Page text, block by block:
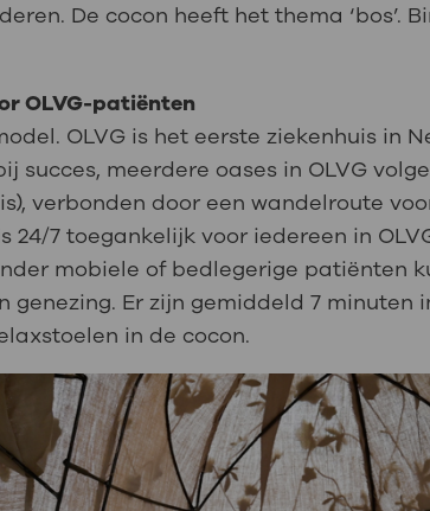
De cocon heeft het thema ‘bos’.
OLVG-patiënten
OLVG is het eerste ziekenhuis in
succes, meerdere oases in OLVG
verbonden door een wandelroute
24/7 toegankelijk voor iedereen in
mobiele of bedlegerige patiënten
genezing. Er zijn gemiddeld 7 minuten
in de cocon.